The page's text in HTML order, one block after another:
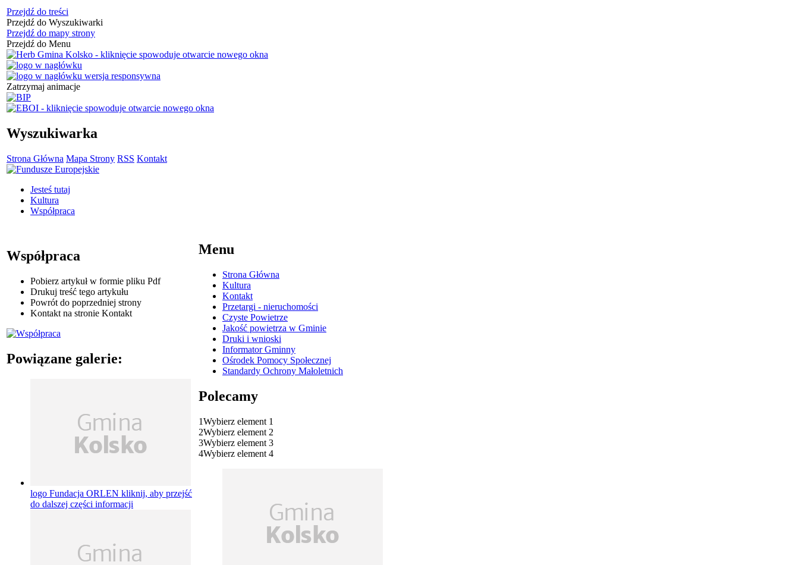
Przejdź do treści
Przejdź do Wyszukiwarki
Przejdź do mapy strony
Przejdź do Menu
Zatrzymaj animacje
Wyszukiwarka
Strona Główna Mapa Strony RSS Kontakt
Jesteś tutaj
Kultura
Współpraca
Współpraca
Pobierz artykuł w formie pliku Pdf
Drukuj treść tego artykułu
Powrót do poprzedniej strony
Kontakt na stronie Kontakt
Powiązane galerie:
logo Fundacja ORLEN kliknij, aby przejść
do dalszej części informacji
Menu
Strona Główna
Kultura
Kontakt
Przetargi - nieruchomości
Czyste Powietrze
Jakość powietrza w Gminie
Druki i wnioski
Informator Gminny
Ośrodek Pomocy Społecznej
Standardy Ochrony Małoletnich
Polecamy
1Wybierz element 1
2Wybierz element 2
3Wybierz element 3
4Wybierz element 4